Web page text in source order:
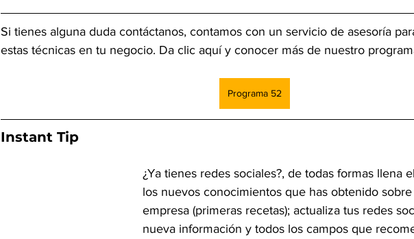
Si tienes alguna duda contáctanos, contamos con un servicio de asesoría
estas técnicas en tu negocio. Da clic aquí y conocer más de nuestro
Programa 52
Instant Tip
¿Ya tienes redes sociales?, de todas formas llena
los nuevos conocimientos que has obtenido
empresa (primeras recetas); actualiza tus redes
nueva información y todos los campos que